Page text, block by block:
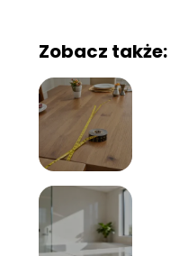
Zobacz także: